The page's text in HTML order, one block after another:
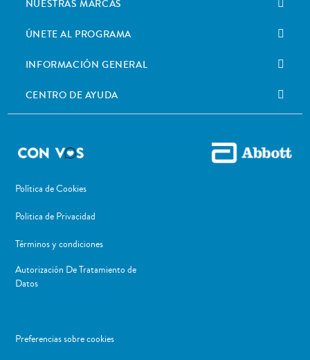
NUESTRAS MARCAS
ÚNETE AL PROGRAMA
INFORMACIÓN GENERAL
CENTRO DE AYUDA
Política de Cookies
Politica de Privacidad
Términos y condiciones
Autorización De Tratamiento de
Datos
Preferencias sobre cookies